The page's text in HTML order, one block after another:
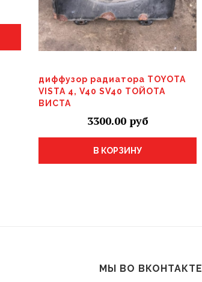
диффузор радиатора TOYOTA
VISTA 4, V40 SV40 ТОЙОТА
ВИСТА
3300.00
В КОРЗИНУ
МЫ ВО ВКОНТАКТЕ